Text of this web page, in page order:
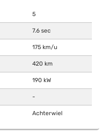
5
7.6 sec
175 km/u
420 km
190 kW
-
Achterwiel